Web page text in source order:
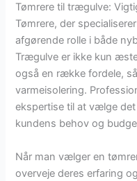
Tømrere til trægulve:
Tømrere, der
afgørende rolle i både
Trægulve er ikke kun
også en række fordele,
varmeisolering.
ekspertise til at vælge
kundens behov og
Når man vælger en
overveje deres erfaring